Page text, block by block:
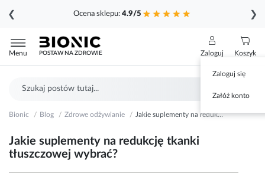
Ocena sklepu: 4.9/5
❮ ❯
do
treści
Menu POSTAW NA ZDROWIE Zaloguj
Zaloguj się
Załóż konto
Koszyk
Bionic Blog Zdrowe odżywianie Jakie suplementy na redukcję tkanki tłuszczowej wybrać?
Jakie suplementy na redukcję tkanki
tłuszczowej wybrać?